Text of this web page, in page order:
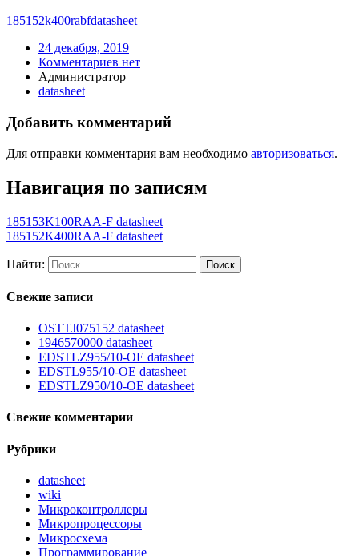
185152k400rabfdatasheet
24 декабря, 2019
Комментариев нет
Администратор
datasheet
Добавить комментарий
Для отправки комментария вам необходимо авторизоваться.
Навигация по записям
185153K100RAA-F datasheet
185152K400RAA-F datasheet
Найти:
Свежие записи
OSTTJ075152 datasheet
1946570000 datasheet
EDSTLZ955/10-OE datasheet
EDSTL955/10-OE datasheet
EDSTLZ950/10-OE datasheet
Свежие комментарии
Рубрики
datasheet
wiki
Микроконтроллеры
Микропроцессоры
Микросхема
Программирование